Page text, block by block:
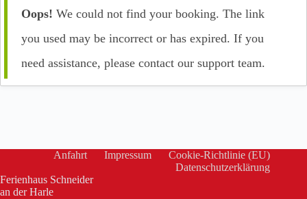
Oops! We could not find your booking. The link
you used may be incorrect or has expired. If you
need assistance, please contact our support team.
Anfahrt Impressum
Cookie-Richtlinie (EU)
Datenschutzerklärung
Ferienhaus Schneider
an der Harle